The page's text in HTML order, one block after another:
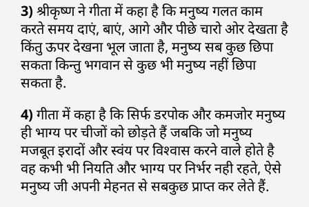
3) श्रीकृष्ण ने गीता में कहा है कि मनुष्य गलत काम
करते समय दाएं, बाएं, आगे और पीछे चारो ओर देखता है
किंतु ऊपर देखना भूल जाता है, मनुष्य सब कुछ छिपा
सकता किन्तु भगवान से कुछ भी मनुष्य नहीं छिपा
सकता है.
4) गीता में कहा है कि सिर्फ डरपोक और कमजोर मनुष्य
ही भाग्य पर चीजों को छोड़ते हैं जबकि जो मनुष्य
मजबूत इरादों और स्वंय पर विश्वास करने वाले होते है
वह कभी भी नियति और भाग्य पर निर्भर नही रहते, ऐसे
मनुष्य जी अपनी मेहनत से सबकुछ प्राप्त कर लेते हैं.